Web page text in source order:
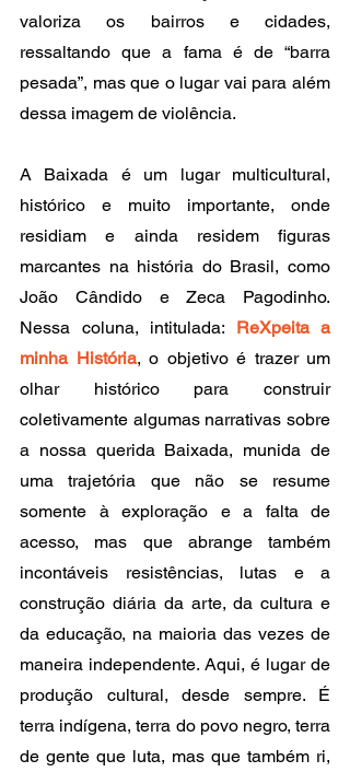
valoriza os bairros e cidades,
ressaltando que a fama é de “barra
pesada”, mas que o lugar vai para além
dessa imagem de violência.
A Baixada é um lugar multicultural,
histórico e muito importante, onde
residiam e ainda residem figuras
marcantes na história do Brasil, como
João Cândido e Zeca Pagodinho.
Nessa coluna, intitulada: ReXpeita a
minha História, o objetivo é trazer um
olhar histórico para construir
coletivamente algumas narrativas sobre
a nossa querida Baixada, munida de
uma trajetória que não se resume
somente à exploração e a falta de
acesso, mas que abrange também
incontáveis resistências, lutas e a
construção diária da arte, da cultura e
da educação, na maioria das vezes de
maneira independente. Aqui, é lugar de
produção cultural, desde sempre. É
terra indígena, terra do povo negro, terra
de gente que luta, mas que também ri,